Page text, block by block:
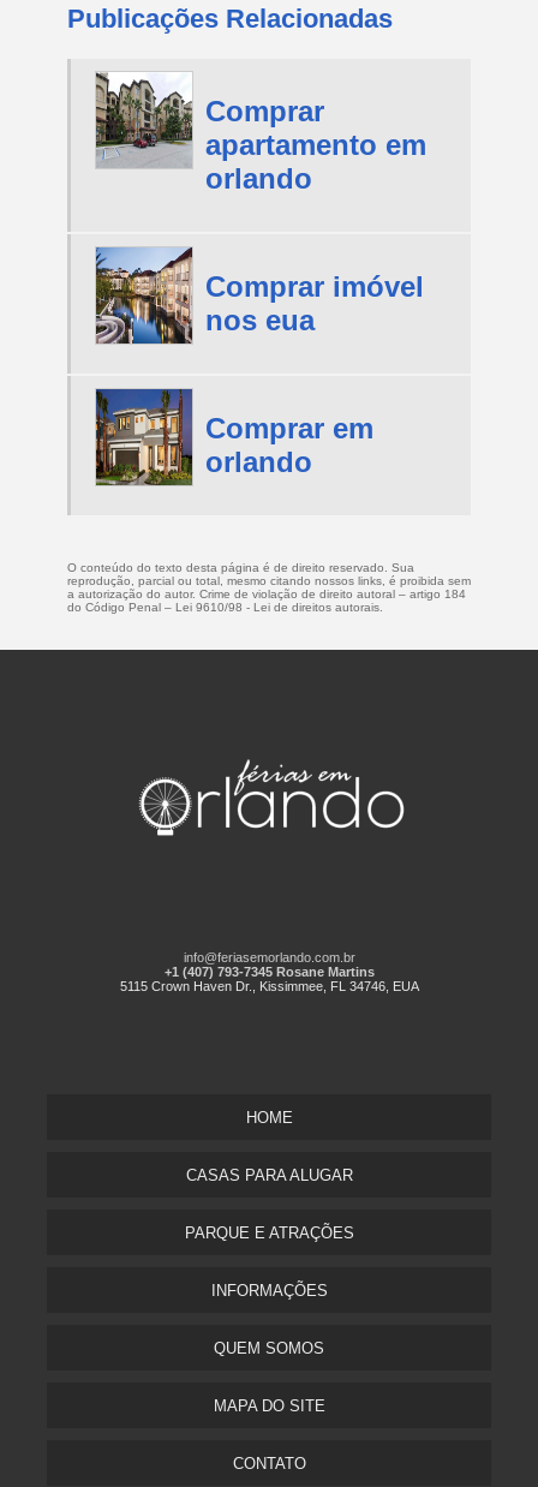
Publicações Relacionadas
Comprar
apartamento em
orlando
Comprar imóvel
nos eua
Comprar em
orlando
O conteúdo do texto desta página é de direito reservado. Sua
reprodução, parcial ou total, mesmo citando nossos links, é proibida sem
a autorização do autor. Crime de violação de direito autoral – artigo 184
do Código Penal – Lei 9610/98 - Lei de direitos autorais
info@feriasemorlando.com.br
+1 (407) 793-7345 Rosane Martins
5115 Crown Haven Dr., Kissimmee, FL 34746, EUA
HOME
CASAS PARA ALUGAR
PARQUE E ATRAÇÕES
INFORMAÇÕES
QUEM SOMOS
MAPA DO SITE
CONTATO